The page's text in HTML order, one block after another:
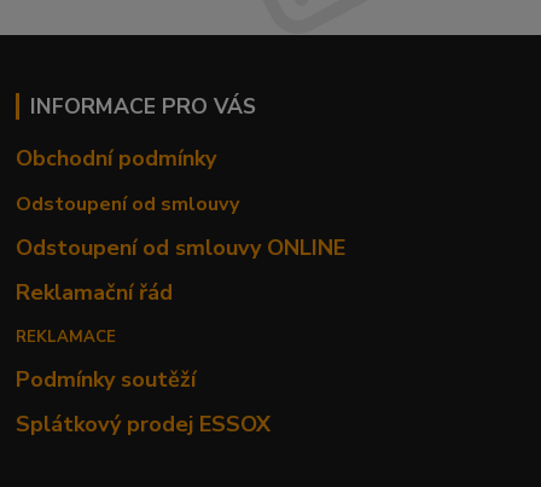
INFORMACE PRO VÁS
Obchodní podmínky
Odstoupení od smlouvy
Odstoupení od smlouvy ONLINE
Reklamační řád
REKLAMACE
Podmínky soutěží
Splátkový prodej ESSOX